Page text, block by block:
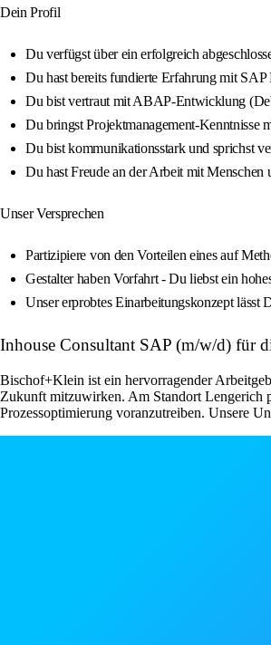
Dein Profil
Du verfügst über ein erfolgreich
Du hast bereits fundierte Erfahrung mit
Du bist vertraut mit ABAP-Entwicklung
Du bringst Projektmanagement-Kenntnisse
Du bist kommunikationsstark und sprichst
Du hast Freude an der Arbeit mit
Unser Versprechen
Partizipiere von den Vorteilen eines auf
Gestalter haben Vorfahrt - Du liebst ein
Unser erprobtes Einarbeitungskonzept lässt
Inhouse Consultant SAP (m/w/d) für
Bischof+Klein ist ein hervorragender
Zukunft mitzuwirken. Am Standort Lengerich
Prozessoptimierung voranzutreiben. Unsere